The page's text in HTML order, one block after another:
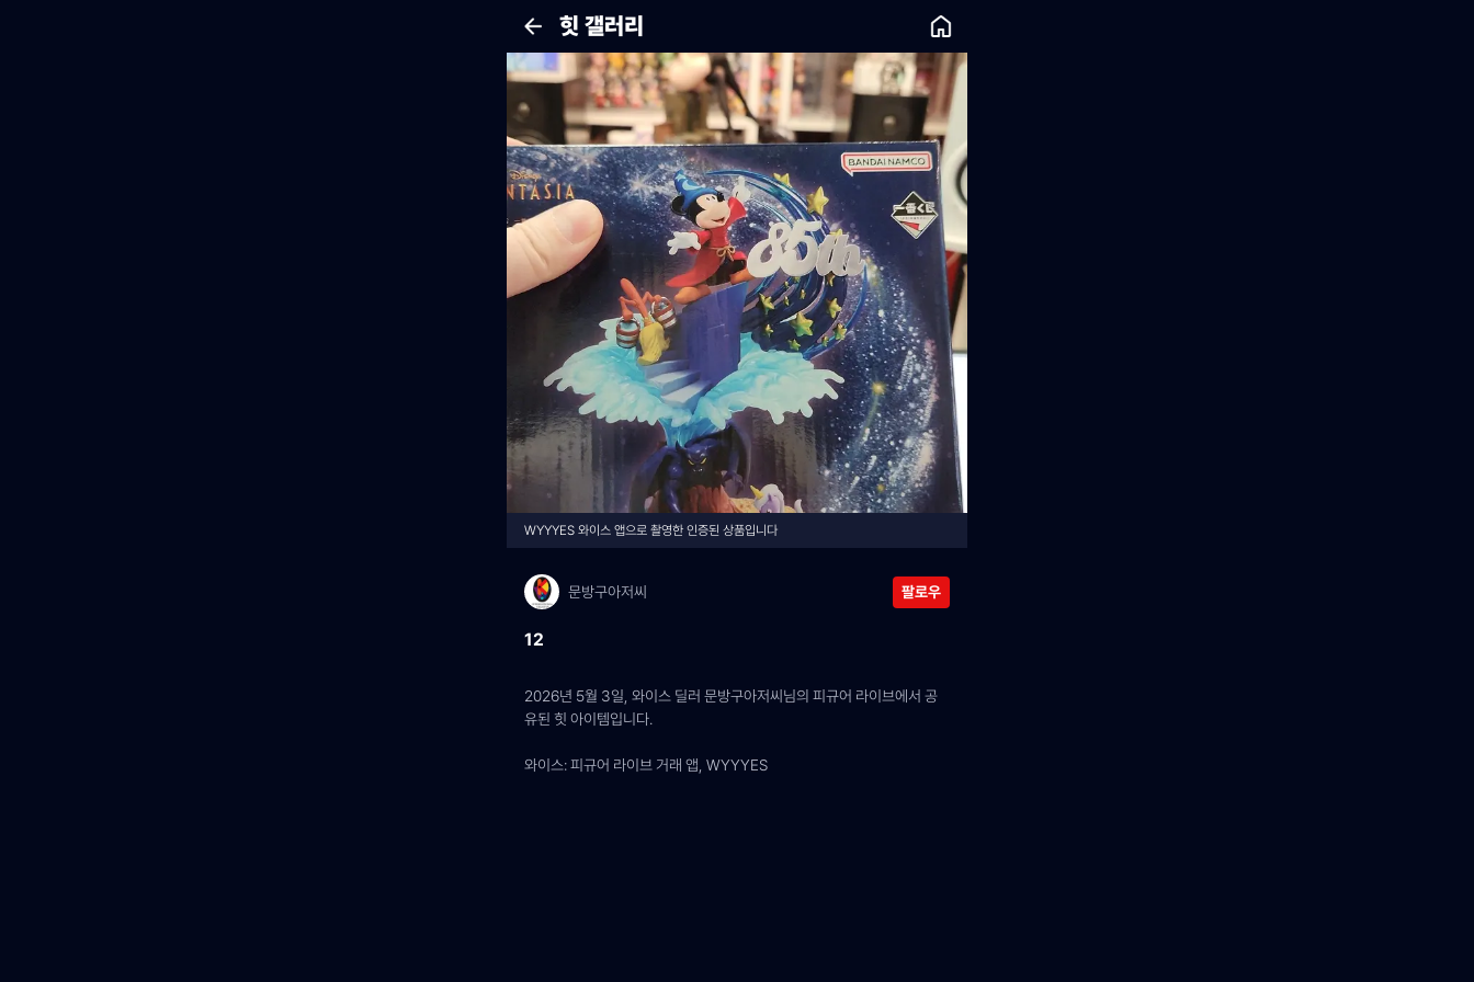
힛 갤러리
WYYYES 와이스 앱으로 촬영한 인증된 상품입니다
문방구아저씨 팔로우
12
2026년 5월 3일, 와이스 딜러 문방구아저씨님의 피규어 라이브에서 공
유된 힛 아이템입니다.
와이스: 피규어 라이브 거래 앱, WYYYES